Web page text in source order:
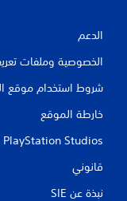
الدعم
الخصوصية وملفات
شروط استخدام موقع
خارطة الموقع
PlayStation Studios
قانوني
نبذة عن SIE‏